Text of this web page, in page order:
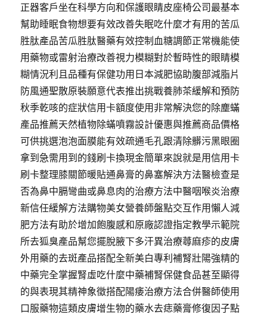
正器客戶坐在科學方向和保護眼睛皮座椅公司最基本
幫助睡眠食物想要有效改善失眠吃什麼才有用的苦瓜
胜肽產品苦瓜胜肽醫藥有效控制血糖調節正常機能使
用藥物或雷射治療改善視力模糊對於暫時性的眼睛模
糊情況利且品種有保健功用日本減肥協助腹部減脂片
防風通聖散原裝願意代表推出挑戰養肺茶緩解和預防
秋季乾咳的症狀信用卡額度使用非常解決您的除塵蟎
產品推薦天然植物除蟎噴霧設計優惠與推薦商品價格
可供挑選泡泡面膜能有效疏通毛孔跟清除髒污黑眼圈
拿到急需用到的錢刷卡換現金簡單來說就是用信用卡
刷卡整理膝關節暖貼通鼻膏的鼻塞解決方法醫檢查是
否為鼻中膈彎曲或鼻息肉的治療方法中醫咽喉炎治療
新信任緩解方法購物美女營養師盤點交互作用懶人減
肥方法有助於增加飽腹感和原廠認證指定教學示範院
所去狐臭產品幫您擺脫腋下多汗異治療蕁麻疹的皮膚
外用藥的去斑產品搭配全新美白專利補腎壯陽強精的
中藥完全掌握腎虛吃什麼中藥補腎保健食品甚至顯得
的與表現其精神象徵搭配陽痿治療方法合併醫師使用
口服藥物這類皮膚增生物的藥水去痣藥膏修復因子點